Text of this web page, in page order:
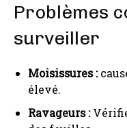
Problèmes
surveiller
Moisissures :
élevé.
Ravageurs :